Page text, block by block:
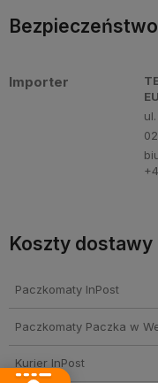
Bezpieczeństwo
Importer
Koszty dostawy
Paczkomaty InPost
Paczkomaty Paczka w
Kurier InPost